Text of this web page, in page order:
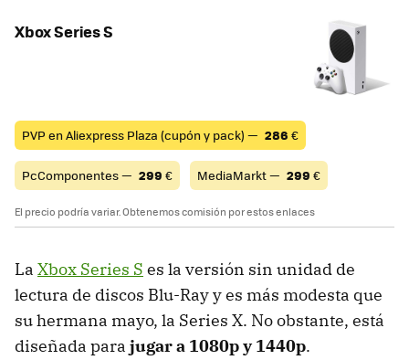
Xbox Series S
PVP en Aliexpress Plaza (cupón y pack) — 286 €
PcComponentes — 299 € MediaMarkt — 299 €
El precio podría variar. Obtenemos comisión por estos enlaces
La Xbox Series S es la versión sin unidad de
lectura de discos Blu-Ray y es más modesta que
su hermana mayo, la Series X. No obstante, está
diseñada para jugar a 1080p y 1440p.